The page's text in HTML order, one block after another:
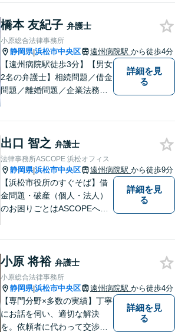
橋本 友紀子 弁護士
小原総合法律事務所
静岡県|浜松市中央区 遠州病院駅 から徒歩4分
【遠州病院駅徒歩3分】【男女
2名の弁護士】相続問題／借金
問題／離婚問題／企業法務な
詳細を見
る
出口 智之 弁護士
法律事務所ASCOPE 浜松オフィス
静岡県|浜松市中央区 遠州病院駅 から徒歩9分
【浜松市役所のすぐそば】借
金問題・破産（個人・法人）
のお困りごとはASCOPEへご
す。Zoom、電話相談も可能で
す。【近隣駐車場あり】【 完
全個室で相談可】
詳細を見
る
小原 将裕 弁護士
小原総合法律事務所
静岡県|浜松市中央区 遠州病院駅 から徒歩4分
【専門分野×多数の実績】丁寧
にお話を伺い、適切な解決
を。依頼者に代わって交渉・
詳細を見
る